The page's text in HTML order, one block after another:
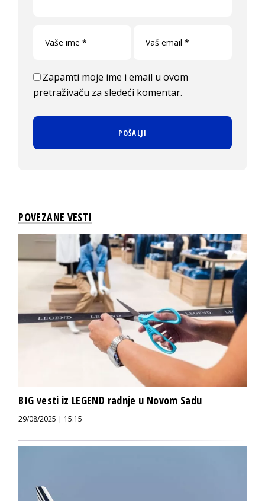
Zapamti moje ime i email u ovom
pretraživaču za sledeći komentar.
POVEZANE VESTI
BIG vesti iz LEGEND radnje u Novom Sadu
29/08/2025 | 15:15